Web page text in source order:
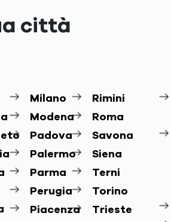
città
Milano
Modena
Padova
Palermo
Parma
Perugia
Piacenza
Rimini
Roma
Savona
Siena
Terni
Torino
Trieste